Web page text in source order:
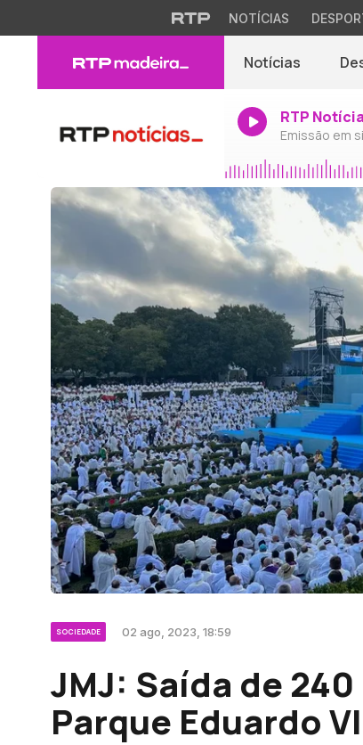
NOTÍCIAS
Notícias
RTP
Emissão em
SOCIEDADE 02 ago, 2023, 18:59
JMJ: Saída de
Parque Eduardo